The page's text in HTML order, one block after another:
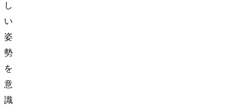
し
い
姿
勢
を
意
識